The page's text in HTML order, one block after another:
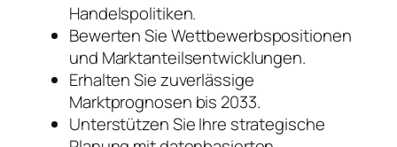
Handelspolitiken.
Bewerten Sie Wettbewerbspositionen
und Marktanteilsentwicklungen.
Erhalten Sie zuverlässige
Marktprognosen bis 2033.
Unterstützen Sie Ihre strategische